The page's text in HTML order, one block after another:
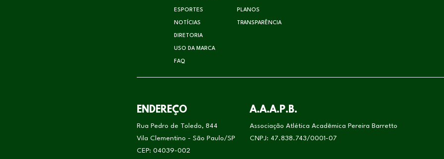
ESPORTES
NOTÍCIAS
DIRETORIA
USO DA MARCA
FAQ
PLANOS
TRANSPARÊNCIA
ENDEREÇO
Rua Pedro de Toledo, 844
Vila Clementino - São Paulo/SP
CEP: 04039-002
A.A.A.P.B.
Associação Atlética Acadêmica Pereira Barretto
CNPJ: 47.838.743/0001-07